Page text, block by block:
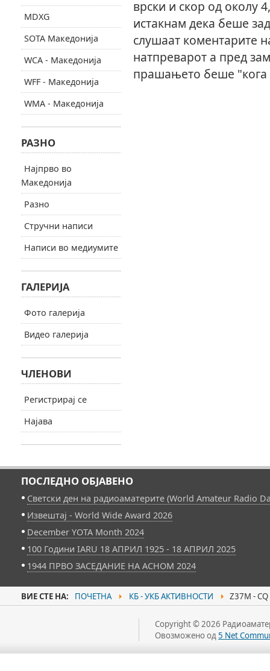
врски и скор од
истaкнам дека беше
слушaат коментарите
натпреварот а пред
прашањето беше "кога
MDXG
SOTA Македонија
WCA - Македонија
WFF - Македонија
WMA - Македонија
РАЗНО
Најпрво во
Македонија
Разно
Стручни написи
Написи во медиумите
ГАЛЕРИЈА
Фото галерија
Видео галерија
ЧЛЕНОВИ
Регистрирај се
Најава
ПОСЛЕДНО ОБЈАВЕНО
Светски ден на радиоаматерите (World Amateur Radio
Извештај - World Wide Award 2026
December YOTA Month 2024
100 Години IARU 18 АПРИЛ 1925 - 18 АПРИЛ 2025
1944 ПРВО ЗАСЕДАНИЕ НА АСНОМ 2024
ВИЕ СТЕ НА: ПОЧЕТНА КБ - УКБ АКТИВНОСТИ Z37M - CQ
Copyright © 2026
Овозможено од5 Net